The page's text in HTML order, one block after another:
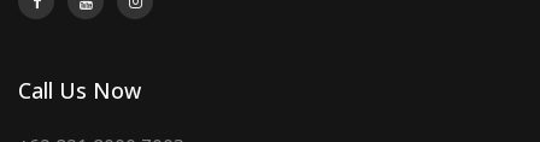
Call Us Now